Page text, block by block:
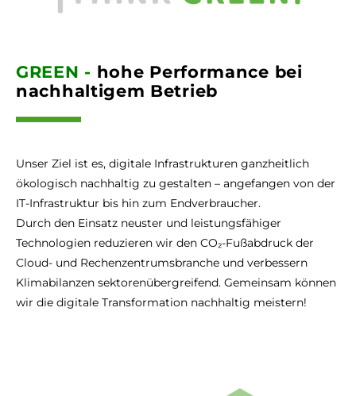
GREEN - hohe Performance bei
nachhaltigem Betrieb
Unser Ziel ist es, digitale Infrastrukturen ganzheitlich
ökologisch nachhaltig zu gestalten – angefangen von der
IT-Infrastruktur bis hin zum Endverbraucher.
Durch den Einsatz neuster und leistungsfähiger
Technologien reduzieren wir den CO₂-Fußabdruck der
Cloud- und Rechenzentrumsbranche und verbessern
Klimabilanzen sektorenübergreifend. Gemeinsam können
wir die digitale Transformation nachhaltig meistern!